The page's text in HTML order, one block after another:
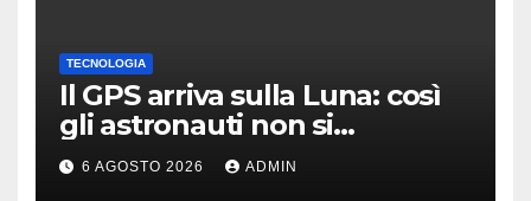
TECNOLOGIA
Il GPS arriva sulla Luna: così
gli astronauti non si
perderanno più
6 AGOSTO 2026 ADMIN